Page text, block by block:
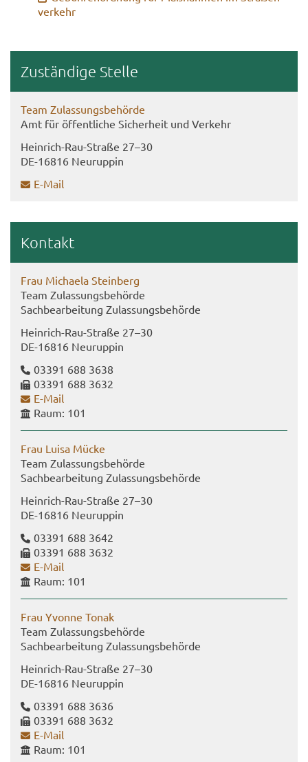
ver­kehr
Zu­stän­di­ge Stel­le
Team Zu­las­sungs­be­hör­de
Amt für öf­fent­li­che Si­cher­heit und Ver­kehr
Heinrich-​Rau-Straße 27–30
DE-​16816 Neu­rup­pin
E-​Mail
Kon­takt
Frau Mi­chae­la Stein­berg
Team Zu­las­sungs­be­hör­de
Sach­be­ar­bei­tung Zu­las­sungs­be­hör­de
Heinrich-​Rau-Straße 27–30
DE-​16816 Neu­rup­pin
03391 688 3638
03391 688 3632
E-​Mail
Raum: 101
Frau Luisa Mücke
Team Zu­las­sungs­be­hör­de
Sach­be­ar­bei­tung Zu­las­sungs­be­hör­de
Heinrich-​Rau-Straße 27–30
DE-​16816 Neu­rup­pin
03391 688 3642
03391 688 3632
E-​Mail
Raum: 101
Frau Yvonne Tonak
Team Zu­las­sungs­be­hör­de
Sach­be­ar­bei­tung Zu­las­sungs­be­hör­de
Heinrich-​Rau-Straße 27–30
DE-​16816 Neu­rup­pin
03391 688 3636
03391 688 3632
E-​Mail
Raum: 101